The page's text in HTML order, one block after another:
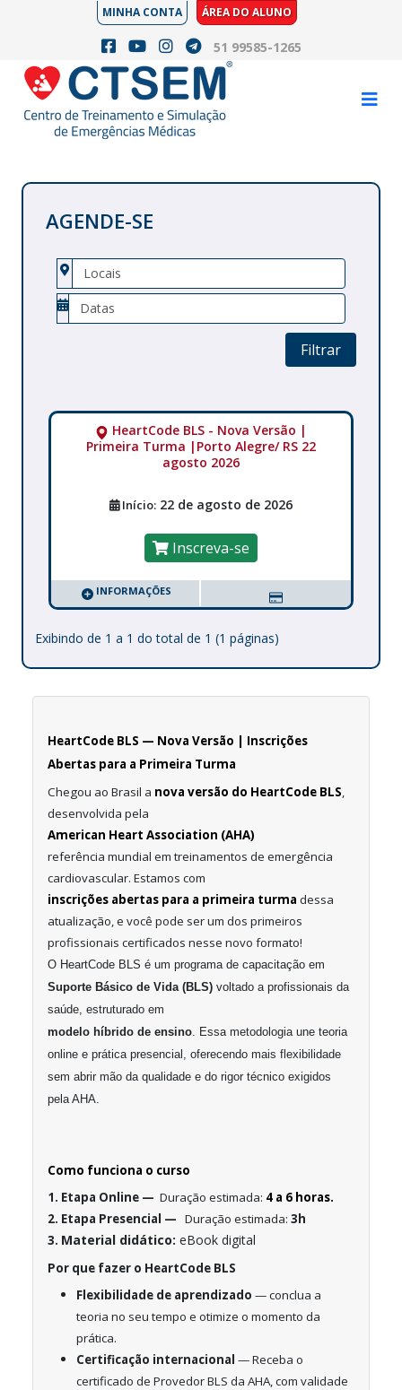
MINHA CONTA ÁREA DO ALUNO
51 99585-1265
AGENDE-SE
Filtrar
HeartCode BLS - Nova Versão |
Primeira Turma |Porto Alegre/ RS 22
agosto 2026
Início: 22 de agosto de 2026
Inscreva-se
INFORMAÇÕES
Exibindo de 1 a 1 do total de 1 (1 páginas)
HeartCode BLS — Nova Versão | Inscrições
Abertas para a Primeira Turma
Chegou ao Brasil a nova versão do HeartCode BLS,
desenvolvida pela
American Heart Association (AHA)
referência mundial em treinamentos de emergência
cardiovascular. Estamos com
inscrições abertas para a primeira turma dessa
atualização, e você pode ser um dos primeiros
profissionais certificados nesse novo formato!
O HeartCode BLS é um programa de capacitação em
Suporte Básico de Vida (BLS) voltado a profissionais da
saúde, estruturado em
modelo híbrido de ensino. Essa metodologia une teoria
online e prática presencial, oferecendo mais flexibilidade
sem abrir mão da qualidade e do rigor técnico exigidos
pela AHA.
Como funciona o curso
1. Etapa Online — Duração estimada: 4 a 6 horas.
2. Etapa Presencial — Duração estimada: 3h
3. Material didático: eBook digital
Por que fazer o HeartCode BLS
Flexibilidade de aprendizado — conclua a
teoria no seu tempo e otimize o momento da
prática.
Certificação internacional — Receba o
certificado de Provedor BLS da AHA, com validade